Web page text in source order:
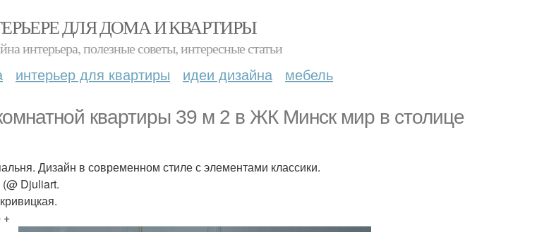
ДЛЯ ДОМА И КВАРТИРЫ
интерьера, полезные советы, интересные статьи
интерьер для квартиры идеи дизайна мебель
квартиры 39 м 2 в ЖК Минск мир в столице
Дизайн в современном стиле с элементами классики.
Djuliart.
+